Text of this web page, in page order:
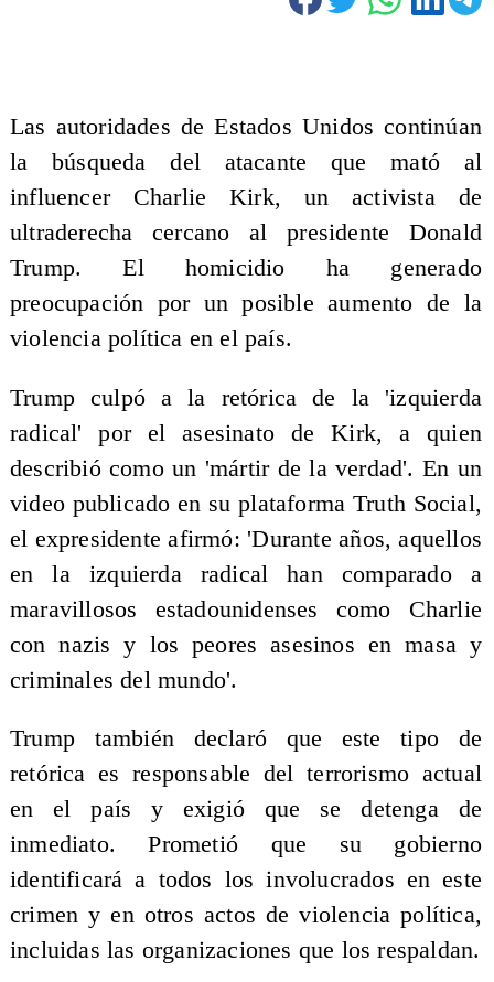
Las autoridades de Estados Unidos continúan
la búsqueda del atacante que mató al
influencer Charlie Kirk, un activista de
ultraderecha cercano al presidente Donald
Trump. El homicidio ha generado
preocupación por un posible aumento de la
violencia política en el país.
Trump culpó a la retórica de la 'izquierda
radical' por el asesinato de Kirk, a quien
describió como un 'mártir de la verdad'. En un
video publicado en su plataforma Truth Social,
el expresidente afirmó: 'Durante años, aquellos
en la izquierda radical han comparado a
maravillosos estadounidenses como Charlie
con nazis y los peores asesinos en masa y
criminales del mundo'.
Trump también declaró que este tipo de
retórica es responsable del terrorismo actual
en el país y exigió que se detenga de
inmediato. Prometió que su gobierno
identificará a todos los involucrados en este
crimen y en otros actos de violencia política,
incluidas las organizaciones que los respaldan.